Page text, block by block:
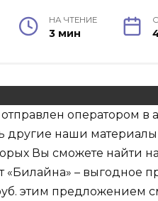
НА ЧТЕНИЕ
3 мин
оператором в
другие наши
Вы сможете найти
«Билайна» – выгодное
этим предложением